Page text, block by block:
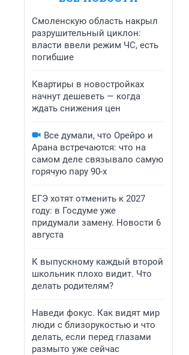
Смоленскую область накрыл
разрушительный циклон:
власти ввели режим ЧС, есть
погибшие
Квартиры в новостройках
начнут дешеветь — когда
ждать снижения цен
Все думали, что Орейро и
Арана встречаются: что на
самом деле связывало самую
горячую пару 90-х
ЕГЭ хотят отменить к 2027
году: в Госдуме уже
придумали замену. Новости 6
августа
К выпускному каждый второй
школьник плохо видит. Что
делать родителям?
Наведи фокус. Как видят мир
люди с близорукостью и что
делать, если перед глазами
размыто уже сейчас